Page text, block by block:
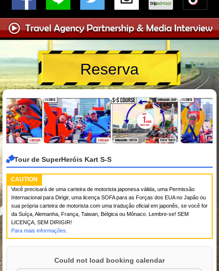
Reserva
Tour de SuperHeróis Kart S-S
CAUTION
Você precisará de uma carteira de motorista japonesa válida, uma Permissão
Internacional para Dirigir, uma licença SOFA para as Forças dos EUA no Japão ou
sua própria carteira de motorista com uma tradução oficial em japonês, se você for
da Suíça, Alemanha, França, Taiwan, Bélgica ou Mônaco. Lembre-se! SEM
LICENÇA, SEM DIRIGIR!
Para mais informações.
Could not load booking calendar